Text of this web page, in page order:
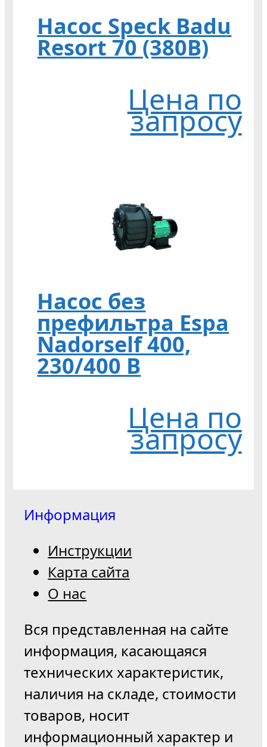
Насос Speck Badu
Resort 70 (380В)
Цена по
запросу
Насос без
префильтра Espa
Nadorself 400,
230/400 В
Цена по
запросу
Информация
Инструкции
Карта сайта
О нас
Вся представленная на сайте
информация, касающаяся
технических характеристик,
наличия на складе, стоимости
товаров, носит
информационный характер и